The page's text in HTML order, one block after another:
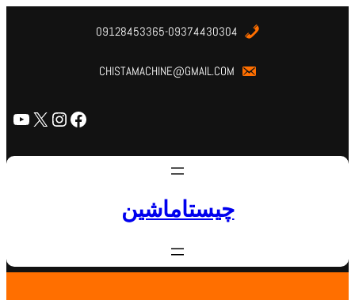
09128453365-09374430304
CHISTAMACHINE@GMAIL.COM
چیستاماشین